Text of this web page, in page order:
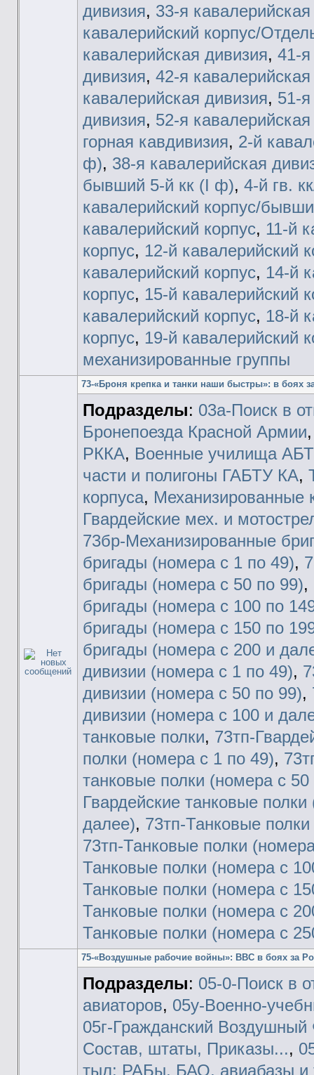
дивизия, 33-я
кавалерийский корпус/
кавалерийская дивизия, 41-
дивизия, 42-я
кавалерийская дивизия, 51-
дивизия, 52-я
горная кавдивизия, 2-й
ф), 38-я кавалерийская
бывший 5-й кк (I ф), 4-й гв.
кавалерийский корпус/
кавалерийский корпус, 11-й
корпус, 12-й кавалерийский
кавалерийский корпус, 14-й
корпус, 15-й кавалерийский
кавалерийский корпус, 18-й
корпус, 19-й кавалерийский
механизированные группы
73-«Броня крепка и танки наши быстры»: в боях
Подразделы: 03а-Поиск в
Бронепоезда Красной Армии
РККА, Военные училища
части и полигоны ГАБТУ КА,
корпуса, Механизированные
Гвардейские мех. и
73бр-Механизированные
бригады (номера с 1 по 49),
бригады (номера с 50 по 99),
бригады (номера с 100 по
бригады (номера с 150 по
бригады (номера с 200 и
дивизии (номера с 1 по 49),
дивизии (номера с 50 по 99),
дивизии (номера с 100 и
танковые полки, 73тп-
полки (номера с 1 по 49),
танковые полки (номера с 50
Гвардейские танковые
далее), 73тп-Танковые
73тп-Танковые полки
Танковые полки (номера с
Танковые полки (номера с
Танковые полки (номера с
Танковые полки (номера с
75-«Воздушные рабочие войны»: ВВС в боях за
Подразделы: 05-0-Поиск в
авиаторов, 05у-Военно-
05г-Гражданский
Состав, штаты, Приказы...,
тыл: РАБы, БАО, авиабазы и